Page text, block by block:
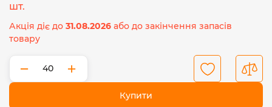
шт.
Акція діє до 31.08.2026 або до закінчення запасів
товару
− +
Купити